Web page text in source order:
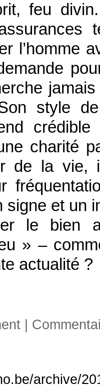
feu
l’homme
style
charité
de la
signe et un
le bien
» –
actualité ?
archive/